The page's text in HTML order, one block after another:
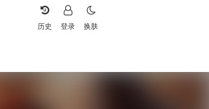
换肤
登录
历史